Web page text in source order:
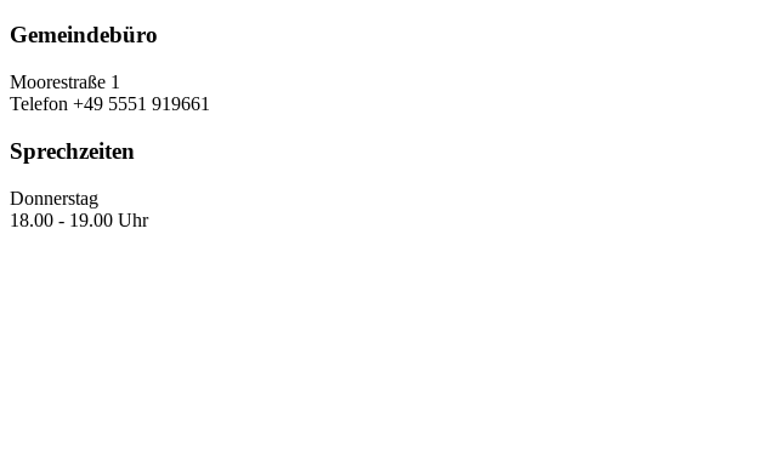
Gemeindebüro
Moorestraße 1
Telefon +49 5551 919661
Sprechzeiten
Donnerstag
18.00 - 19.00 Uhr